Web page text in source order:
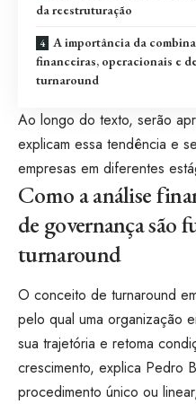
da reestruturação
A importância da
financeiras, operacionais e
turnaround
Ao longo do texto, serão
explicam essa tendência e
empresas em diferentes
Como a análise
de governança são
turnaround
O conceito de turnaround
pelo qual uma organização
sua trajetória e retoma
crescimento, explica Pedro
procedimento único ou